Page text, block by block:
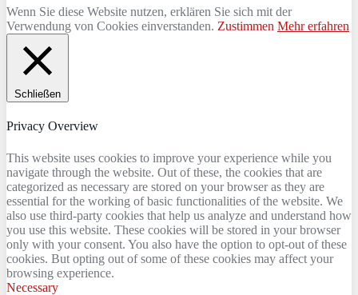
Wenn Sie diese Website nutzen, erklären Sie sich mit der
Verwendung von Cookies einverstanden. Zustimmen Mehr erfahren
Schließen
Privacy Overview
This website uses cookies to improve your experience while you
navigate through the website. Out of these, the cookies that are
categorized as necessary are stored on your browser as they are
essential for the working of basic functionalities of the website. We
also use third-party cookies that help us analyze and understand how
you use this website. These cookies will be stored in your browser
only with your consent. You also have the option to opt-out of these
cookies. But opting out of some of these cookies may affect your
browsing experience.
Necessary